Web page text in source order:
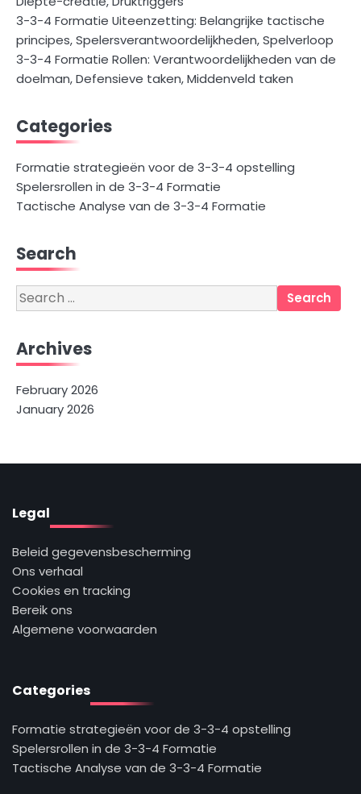
3-3-4 Formatie Uiteenzetting: Belangrijke tactische
principes, Spelersverantwoordelijkheden, Spelverloop
3-3-4 Formatie Rollen: Verantwoordelijkheden van de
doelman, Defensieve taken, Middenveld taken
Categories
Formatie strategieën voor de 3-3-4 opstelling
Spelersrollen in de 3-3-4 Formatie
Tactische Analyse van de 3-3-4 Formatie
Search
Search
for:
Archives
February 2026
January 2026
Legal
Beleid gegevensbescherming
Ons verhaal
Cookies en tracking
Bereik ons
Algemene voorwaarden
Categories
Formatie strategieën voor de 3-3-4 opstelling
Spelersrollen in de 3-3-4 Formatie
Tactische Analyse van de 3-3-4 Formatie